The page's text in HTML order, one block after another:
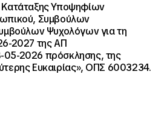
Κατάταξης Υποψηφίων
Συμβούλων
Ψυχολόγων για τη
2027 της ΑΠ
2026 πρόσκλησης, της
Ευκαιρίας», ΟΠΣ 6003234.